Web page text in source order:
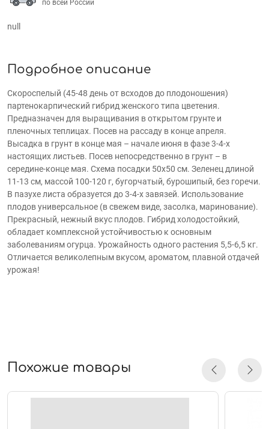
по всей России
null
Подробное описание
Скороспелый (45-48 день от всходов до плодоношения)
партенокарпический гибрид женского типа цветения.
Предназначен для выращивания в открытом грунте и
пленочных теплицах. Посев на рассаду в конце апреля.
Высадка в грунт в конце мая – начале июня в фазе 3-4-х
настоящих листьев. Посев непосредственно в грунт – в
середине-конце мая. Схема посадки 50х50 см. Зеленец длиной
11-13 см, массой 100-120 г, бугорчатый, бурошипый, без горечи.
В пазухе листа образуется до 3-4-х завязей. Использование
плодов универсальное (в свежем виде, засолка, маринование).
Прекрасный, нежный вкус плодов. Гибрид холодостойкий,
обладает комплексной устойчивостью к основным
заболеваниям огурца. Урожайность одного растения 5,5-6,5 кг.
Отличается великолепным вкусом, ароматом, плавной отдачей
урожая!
Похожие товары